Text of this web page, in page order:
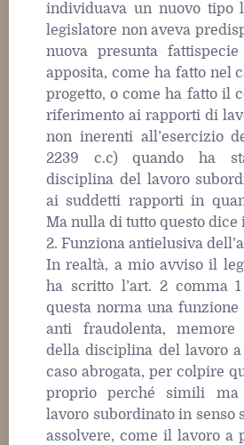
individuava un nuovo tipo
legislatore non aveva
nuova presunta
apposita, come ha fatto nel
progetto, o come ha fatto il
riferimento ai rapporti di
non inerenti all’esercizio
2239 c.c) quando ha
disciplina del lavoro
ai suddetti rapporti in
Ma nulla di tutto questo dice
2. Funziona antielusiva
In realtà, a mio avviso il
ha scritto l’art. 2 comma
questa norma una funzione
anti fraudolenta, memore
della disciplina del lavoro a
caso abrogata, per colpire
proprio perché simili
lavoro subordinato in senso
assolvere, come il lavoro a